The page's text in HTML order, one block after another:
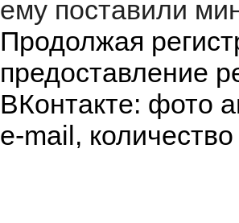
ему поставили
Продолжая
предоставление
ВКонтакте: фото
e-mail,